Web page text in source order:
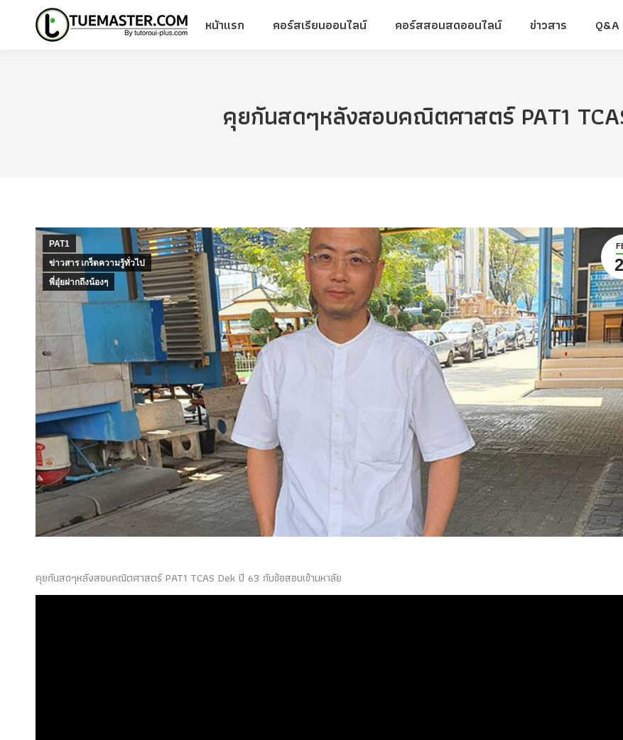
หน้าแรก คอร์สเรียนออนไลน์ คอร์สสอนสดออนไลน์ ข่าวสาร Q&A
คุยกันสดๆหลังสอบคณิตศาสตร์ PAT1
PAT1
ข่าวสาร เกร็ดความรู้ทั่วไป
พี่อุ๋ยฝากถึงน้องๆ
คุยกันสดๆหลังสอบคณิตศาสตร์ PAT1 TCAS Dek ปี 63 กับข้อสอบเข้ามหาลัย
หน้าแรก คอร์สเรียนออนไลน์ คอร์สสอนสดออนไลน์ ข่าวสาร Q&A